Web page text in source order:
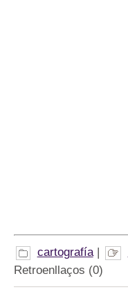
cartografía|
Retroenllaços (0)